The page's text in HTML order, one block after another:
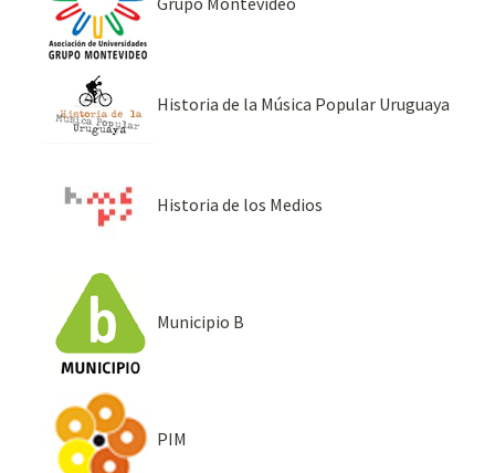
Historia de la Música Popular Uruguaya
Historia de los Medios
Municipio B
PIM